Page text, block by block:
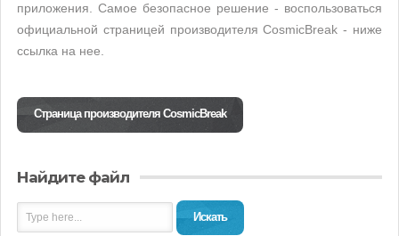
приложения. Самое безопасное решение - воспользоваться
официальной страницей производителя CosmicBreak - ниже
ссылка на нее.
Страница производителя CosmicBreak
Найдите файл
Искать